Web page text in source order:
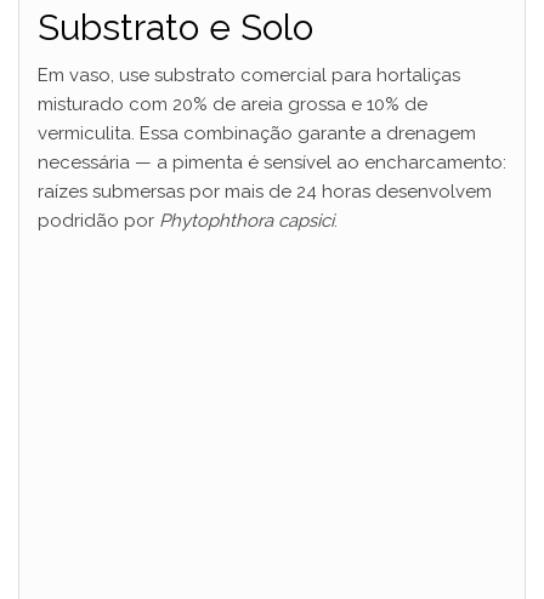
e
o
Substrato e Solo
Em vaso, use substrato comercial para hortaliças
misturado com 20% de areia grossa e 10% de
vermiculita. Essa combinação garante a drenagem
necessária — a pimenta é sensível ao encharcamento:
raízes submersas por mais de 24 horas desenvolvem
podridão por Phytophthora capsici.